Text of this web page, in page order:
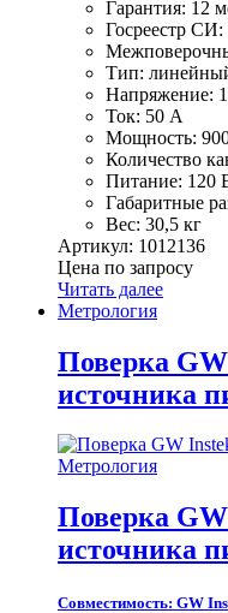
Гарантия: 12
Госреестр СИ:
Тип:
Напряжение:
Ток: 50 А
Мощность:
Количество
Питание: 120
Габаритные
Вес: 30,5 кг
Артикул: 1012136
Цена по запросу
Читать далее
Метрология
Поверка
источника
Метрология
Поверка
источника
Совместимость: GW